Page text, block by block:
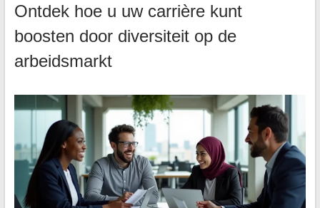
Ontdek hoe u uw carrière kunt
boosten door diversiteit op de
arbeidsmarkt